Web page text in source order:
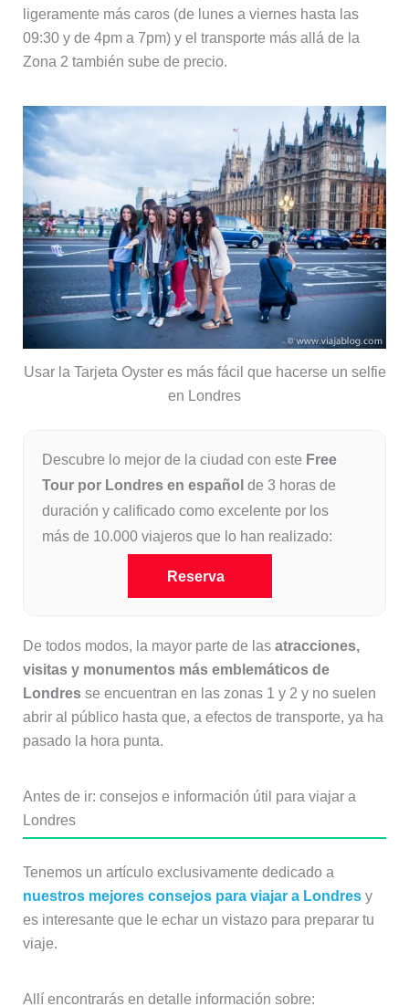
ligeramente más caros (de lunes a viernes hasta las
09:30 y de 4pm a 7pm) y el transporte más allá de la
Zona 2 también sube de precio.
Usar la Tarjeta Oyster es más fácil que hacerse un selfie
en Londres
Descubre lo mejor de la ciudad con este Free
Tour por Londres en español de 3 horas de
duración y calificado como excelente por los
más de 10.000 viajeros que lo han realizado:
Reserva
De todos modos, la mayor parte de las atracciones,
visitas y monumentos más emblemáticos de
Londresse encuentran en las zonas 1 y 2 y no suelen
abrir al público hasta que, a efectos de transporte, ya ha
pasado la hora punta.
Antes de ir: consejos e información útil para viajar a
Londres
Tenemos un artículo exclusivamente dedicado a
nuestros mejores consejos para viajar a Londresy
es interesante que le echar un vistazo para preparar tu
viaje.
Allí encontrarás en detalle información sobre: